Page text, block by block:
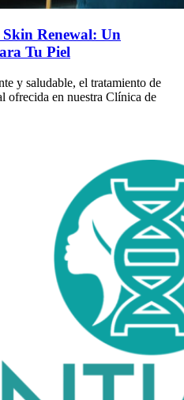
Renewal: Un
Tu Piel
y saludable, el tratamiento de
ofrecida en nuestra Clínica de